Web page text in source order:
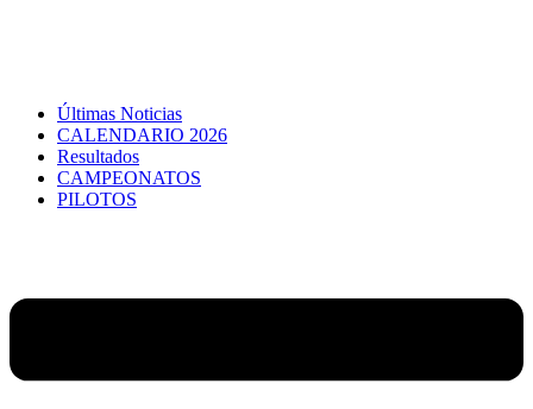
Últimas Noticias
CALENDARIO 2026
Resultados
CAMPEONATOS
PILOTOS